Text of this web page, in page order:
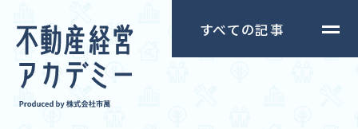
すべての記事